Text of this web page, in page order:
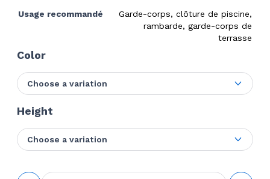
Usage recommandé
Garde-corps, clôture de piscine,
rambarde, garde-corps de
terrasse
Color
Choose a variation
Height
Choose a variation